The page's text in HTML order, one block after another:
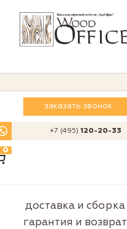
заказать звонок
+7 (495)120-20-33
0
доставка и сборка
гарантия и возврат